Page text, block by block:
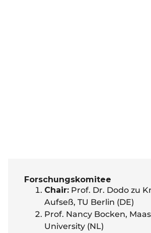
Forschungskomitee
Chair: Prof. Dr. Dodo zu
Aufseß, TU Berlin (DE)
Prof. Nancy Bocken,
University (NL)